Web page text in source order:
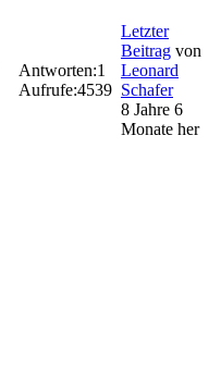
Antworten:1
Aufrufe:4539
Letzter
Beitrag von
Leonard
Schafer
8 Jahre 6
Monate her